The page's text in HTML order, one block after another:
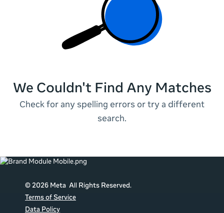
We Couldn't Find Any Matches
Check for any spelling errors or try a different
search.
© 2026 Meta All Rights Reserved.
Terms of Service
Data Policy